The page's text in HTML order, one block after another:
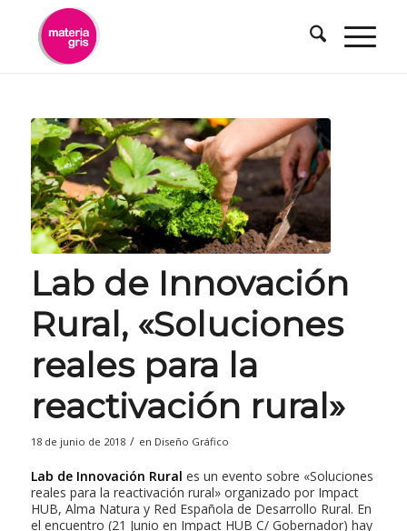
contenido
Lab de Innovación
Rural, «Soluciones
reales para la
reactivación rural»
18 de junio de 2018 / en Diseño Gráfico
Lab de Innovación Rural es un evento sobre «Soluciones
reales para la reactivación rural» organizado por Impact
HUB, Alma Natura y Red Española de Desarrollo Rural. En
el encuentro (21 Junio en Impact HUB C/ Gobernador) hay